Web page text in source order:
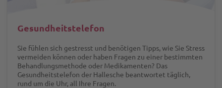
Gesundheitstelefon
Sie fühlen sich gestresst und benötigen Tipps, wie Sie Stress
vermeiden können oder haben Fragen zu einer bestimmten
Behandlungsmethode oder Medikamenten? Das
Gesundheitstelefon der Hallesche beantwortet täglich,
rund um die Uhr, all Ihre Fragen.